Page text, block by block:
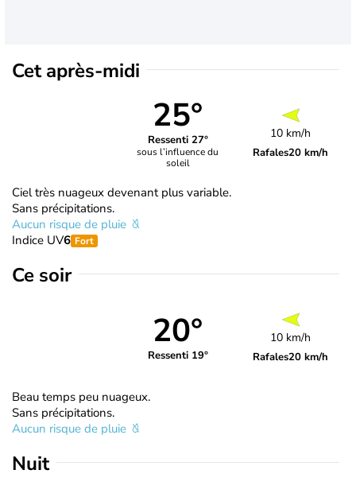
Cet après-midi
25°
Ressenti 27°
sous l’influence du
soleil
10 km/h
Rafales20 km/h
Ciel très nuageux devenant plus variable.
Sans précipitations.
Aucun risque de pluie
Indice UV6 Fort
Ce soir
20°
Ressenti 19°
10 km/h
Rafales20 km/h
Beau temps peu nuageux.
Sans précipitations.
Aucun risque de pluie
Nuit